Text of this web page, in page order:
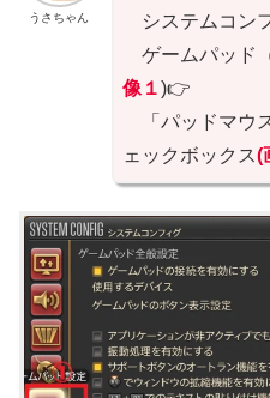
うさちゃん
システムコン
ゲームパッド
像１)👉
「パッドマウ
ェックボックス(